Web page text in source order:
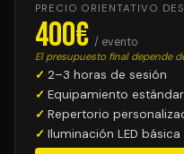
PRECIO ORIENTATIVO
400€ / evento
El presupuesto final depende
2–3 horas de sesión
Equipamiento estándar
Repertorio
Iluminación LED básica